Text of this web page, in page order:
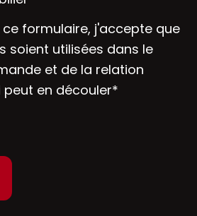
formulaire, j'accepte que
soient utilisées dans le
et de la relation
en découler*